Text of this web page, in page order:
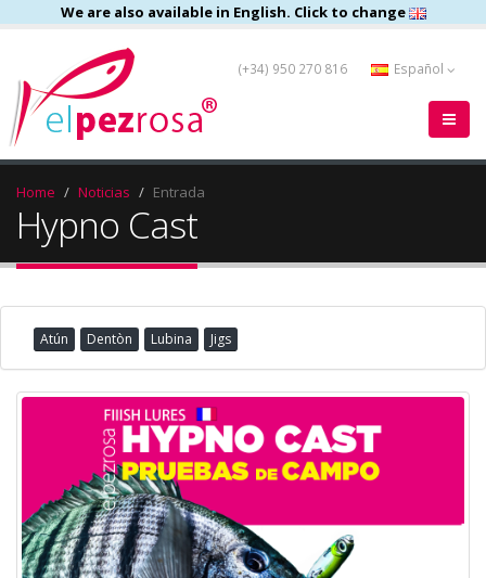
We are also available in English. Click to change
(+34) 950 270 816 Español
Home Noticias Entrada
Hypno Cast
Atún Dentòn Lubina Jigs